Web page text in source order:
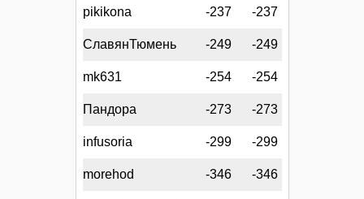
pikikona -237 -237
СлавянТюмень -249 -249
mk631 -254 -254
Пандора -273 -273
infusoria -299 -299
morehod -346 -346